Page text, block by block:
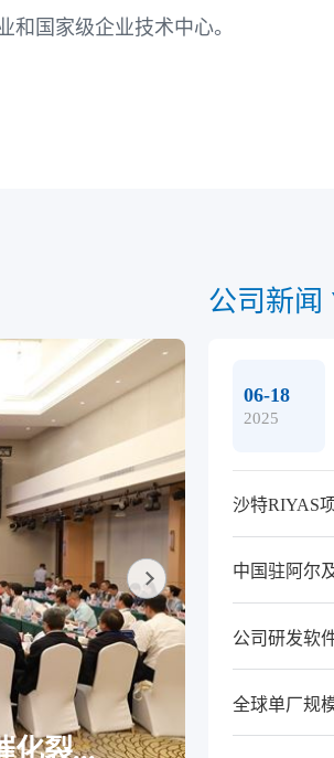
和国家级企业技术中心。
化裂...
2025-05-30
公司新闻
06-18
2025
沙特RIYAS
公司研发软
全球单厂规